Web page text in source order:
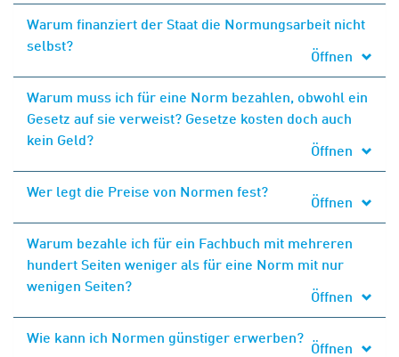
Warum finanziert der Staat die Normungsarbeit nicht
selbst?
Öffnen
Warum muss ich für eine Norm bezahlen, obwohl ein
Gesetz auf sie verweist? Gesetze kosten doch auch
kein Geld?
Öffnen
Wer legt die Preise von Normen fest?
Öffnen
Warum bezahle ich für ein Fachbuch mit mehreren
hundert Seiten weniger als für eine Norm mit nur
wenigen Seiten?
Öffnen
Wie kann ich Normen günstiger erwerben?
Öffnen